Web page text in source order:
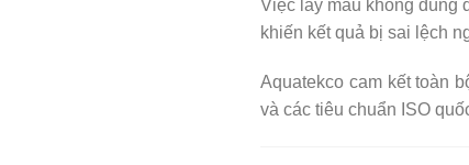
Việc lấy mẫu không đúng
khiến kết quả bị sai lệch
Aquatekco cam kết toàn
và các tiêu chuẩn ISO